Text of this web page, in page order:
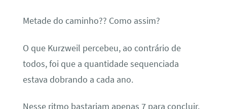
Metade do caminho?? Como assim?
O que Kurzweil percebeu, ao contrário de
todos, foi que a quantidade sequenciada
estava dobrando a cada ano.
Nesse ritmo bastariam apenas 7 para concluir.